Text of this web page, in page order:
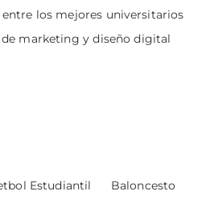
los mejores universitarios
marketing y diseño digital
Estudiantil Baloncesto